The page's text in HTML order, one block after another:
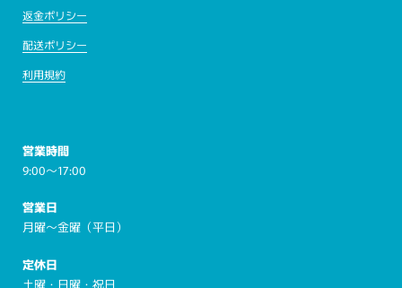
返金ポリシー
配送ポリシー
利用規約
営業時間
9:00～17:00
営業日
月曜～金曜（平日）
定休日
土曜・日曜・祝日